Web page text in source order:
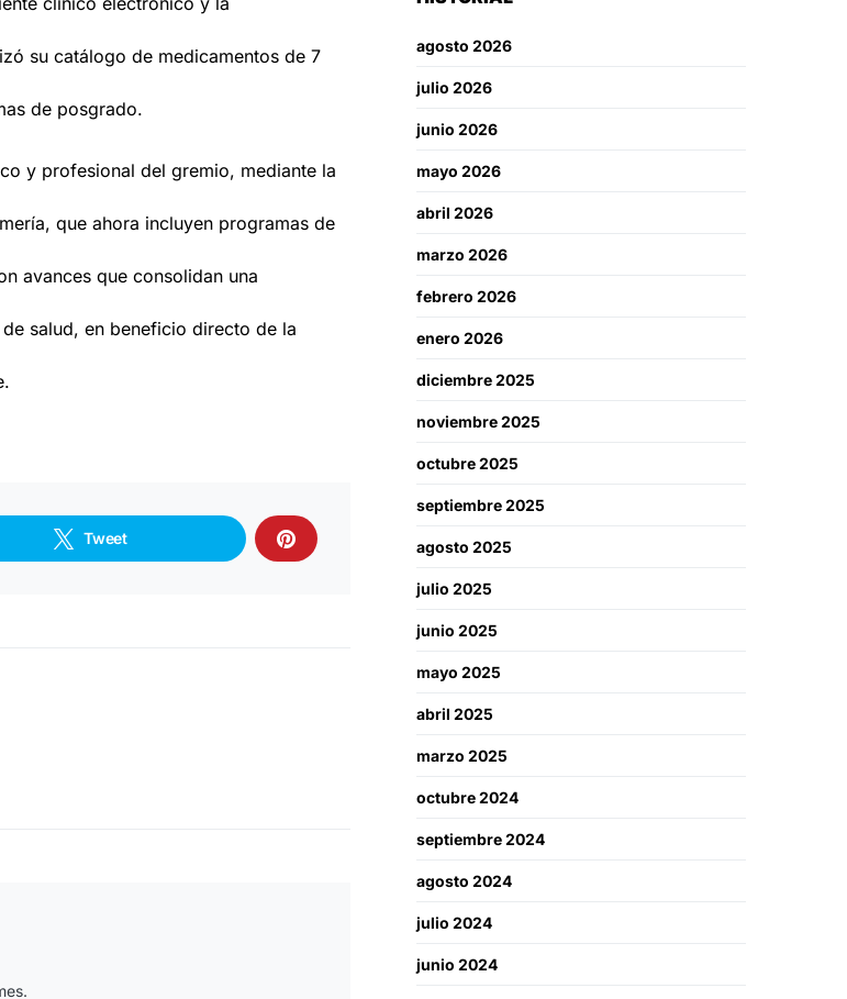
su catálogo de medicamentos de 7
de posgrado.
y profesional del gremio, mediante la
que ahora incluyen programas de
avances que consolidan una
salud, en beneficio directo de la
Tweet
agosto 2026
julio 2026
junio 2026
mayo 2026
abril 2026
marzo 2026
febrero 2026
enero 2026
diciembre 2025
noviembre 2025
octubre 2025
septiembre 2025
agosto 2025
julio 2025
junio 2025
mayo 2025
abril 2025
marzo 2025
octubre 2024
septiembre 2024
agosto 2024
julio 2024
junio 2024